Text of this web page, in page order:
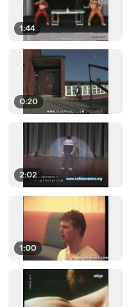
1:44
0:20
2:02
1:00